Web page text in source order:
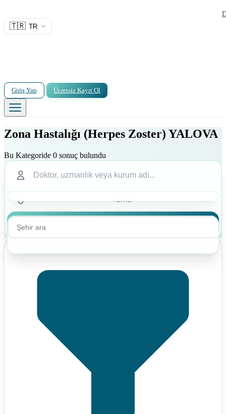
🇹🇷 TR
Giriş Yap Ücretsiz Kayıt Ol
Zona Hastalığı (Herpes Zoster) YALOVA
Bu Kategoride 0 sonuç bulundu